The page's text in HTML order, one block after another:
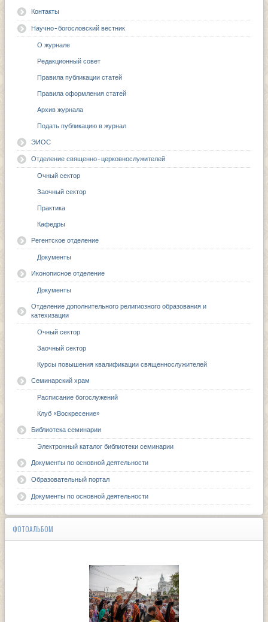
Контакты
Научно-богословский вестник
О журнале
Редакционный совет
Правила публикации статей
Правила оформления статей
Архив журнала
Подать публикацию в журнал
ЭИОС
Отделение священно-церковнослужителей
Очный сектор
Заочный сектор
Практика
Кафедры
Регентское отделение
Документы
Иконописное отделение
Документы
Отделение дополнительного религиозного образования и
катехизации
Очный сектор
Заочный сектор
Курсы повышения квалификации священнослужителей
Семинарский храм
Расписание богослужений
Клуб «Воскресение»
Библиотека семинарии
Электронный каталог библиотеки семинарии
Документы по основной деятельности
Образовательный портал
Документы по основной деятельности
ФОТОАЛЬБОМ